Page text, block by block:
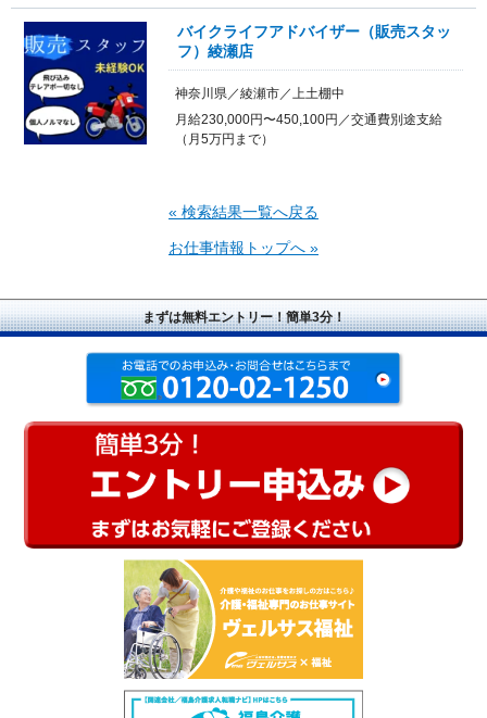
バイクライフアドバイザー（販売スタッ
フ）綾瀬店
神奈川県／綾瀬市／上土棚中
月給230,000円〜450,100円／交通費別途支給
（月5万円まで）
« 検索結果一覧へ戻る
お仕事情報トップへ »
まずは無料エントリー！簡単3分！